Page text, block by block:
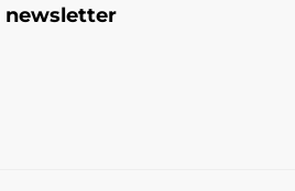
newsletter